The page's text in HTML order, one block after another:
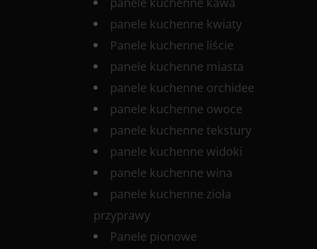
panele kuchenne kwiaty
Panele kuchenne liście
panele kuchenne miasta
panele kuchenne orchidee
panele kuchenne owoce
panele kuchenne tekstury
panele kuchenne widoki
panele kuchenne wina
panele kuchenne zioła
przyprawy
Panele pionowe